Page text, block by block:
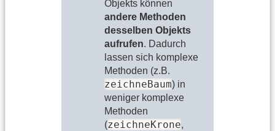
Objekts können
andere Methoden
desselben Objekts
aufrufen. Dadurch
lassen sich komplexe
Methoden (z.B.
zeichneBaum) in
weniger komplexe
Methoden
(zeichneKrone,